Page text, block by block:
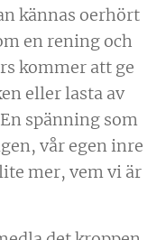
kännas oerhört
en rening och
kommer att ge
eller lasta av
spänning som
vår egen inre
mer, vem vi är